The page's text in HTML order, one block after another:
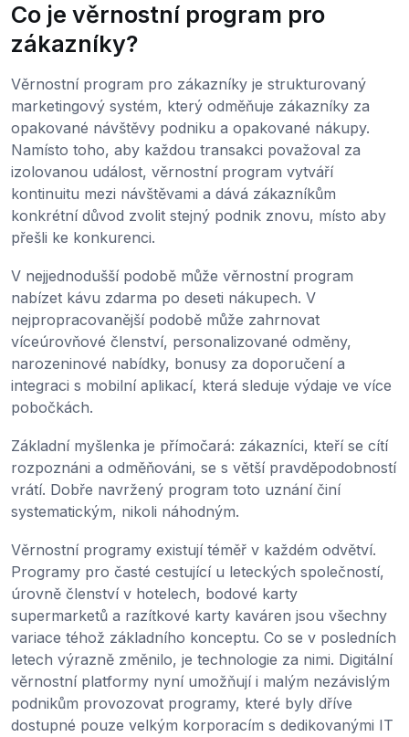
Co je věrnostní program pro
zákazníky?
Věrnostní program pro zákazníky je strukturovaný
marketingový systém, který odměňuje zákazníky za
opakované návštěvy podniku a opakované nákupy.
Namísto toho, aby každou transakci považoval za
izolovanou událost, věrnostní program vytváří
kontinuitu mezi návštěvami a dává zákazníkům
konkrétní důvod zvolit stejný podnik znovu, místo aby
přešli ke konkurenci.
V nejjednodušší podobě může věrnostní program
nabízet kávu zdarma po deseti nákupech. V
nejpropracovanější podobě může zahrnovat
víceúrovňové členství, personalizované odměny,
narozeninové nabídky, bonusy za doporučení a
integraci s mobilní aplikací, která sleduje výdaje ve více
pobočkách.
Základní myšlenka je přímočará: zákazníci, kteří se cítí
rozpoznáni a odměňováni, se s větší pravděpodobností
vrátí. Dobře navržený program toto uznání činí
systematickým, nikoli náhodným.
Věrnostní programy existují téměř v každém odvětví.
Programy pro časté cestující u leteckých společností,
úrovně členství v hotelech, bodové karty
supermarketů a razítkové karty kaváren jsou všechny
variace téhož základního konceptu. Co se v posledních
letech výrazně změnilo, je technologie za nimi. Digitální
věrnostní platformy nyní umožňují i malým nezávislým
podnikům provozovat programy, které byly dříve
dostupné pouze velkým korporacím s dedikovanými IT